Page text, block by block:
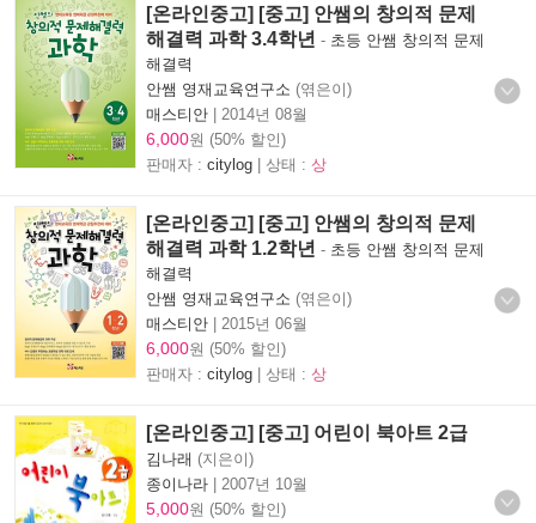
[온라인중고] [중고] 안쌤의 창의적 문제
해결력 과학 3.4학년 - 초등 안쌤 창의적 문제
해결력
안쌤 영재교육연구소 (엮은이)
매스티안 | 2014년 08월
6,000원 (50% 할인)
판매자 : citylog | 상태 : 상
[온라인중고] [중고] 안쌤의 창의적 문제
해결력 과학 1.2학년 - 초등 안쌤 창의적 문제
해결력
안쌤 영재교육연구소 (엮은이)
매스티안 | 2015년 06월
6,000원 (50% 할인)
판매자 : citylog | 상태 : 상
[온라인중고] [중고] 어린이 북아트 2급
김나래 (지은이)
종이나라 | 2007년 10월
5,000원 (50% 할인)